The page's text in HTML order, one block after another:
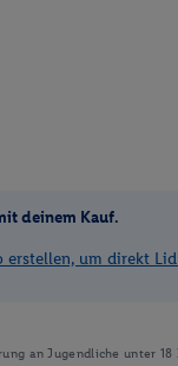
deinem Kauf.
erstellen, um direkt
an Jugendliche unter 18